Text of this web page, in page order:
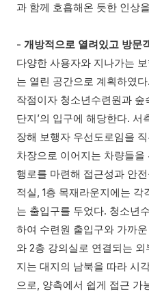
과 함께 호흡해온 듯한 인상
- 개방적으로 열려있고 방문
다양한 사용자와 지나가는
는 열린 공간으로 계획하였
작점이자 청소년수련원과 숲
단지’의 입구에 해당한다.
장해 보행자 우선도로임을
차장으로 이어지는 차량들
행로를 마련해 접근성과 안
적실, 1층 목재라운지에는
는 출입구를 두었다. 청소년
하여 수련원 출입구와 가까
와 2층 강의실로 연결되는
지는 대지의 남북을 따라 시
으로, 양측에서 쉽게 접근 가